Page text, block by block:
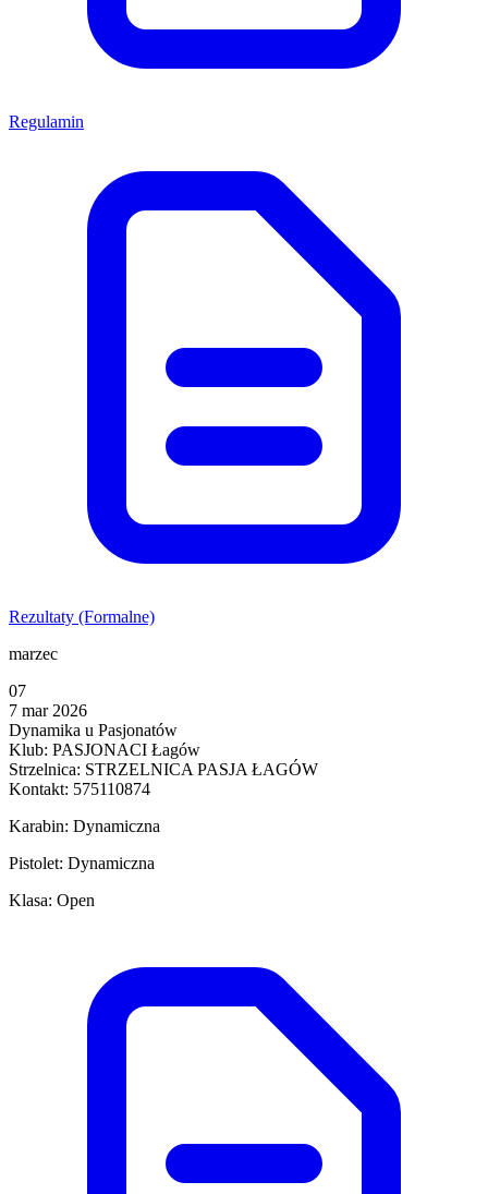
Regulamin
Rezultaty (Formalne)
marzec
07
7 mar 2026
Dynamika u Pasjonatów
Klub: PASJONACI Łagów
Strzelnica: STRZELNICA PASJA ŁAGÓW
Kontakt: 575110874
Karabin: Dynamiczna
Pistolet: Dynamiczna
Klasa: Open